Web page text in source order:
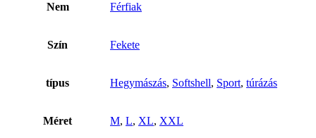
Nem Férfiak
Szín Fekete
típus Hegymászás, Softshell, Sport, túrázás
Méret M, L, XL, XXL